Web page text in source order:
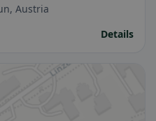
Austria
Details